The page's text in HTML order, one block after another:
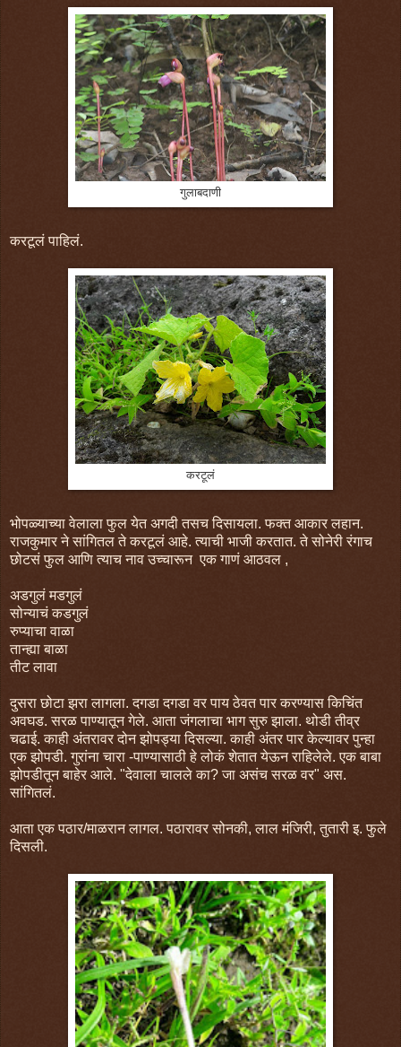
गुलाबदाणी
करटूलं पाहिलं.
करटूलं
भोपळ्याच्या वेलाला फुल येत अगदी तसच दिसायला. फक्त आकार लहान.
राजकुमार ने सांगितल ते करटूलं आहे. त्याची भाजी करतात. ते सोनेरी रंगाच
छोटसं फुल आणि त्याच नाव उच्चारून एक गाणं आठवल ,
अडगुलं मडगुलं
सोन्याचं कडगुलं
रुप्याचा वाळा
तान्ह्या बाळा
तीट लावा
दुसरा छोटा झरा लागला. दगडा दगडा वर पाय ठेवत पार करण्यास किचिंत
अवघड. सरळ पाण्यातून गेले. आता जंगलाचा भाग सुरु झाला. थोडी तीव्र
चढाई. काही अंतरावर दोन झोपड्या दिसल्या. काही अंतर पार केल्यावर पुन्हा
एक झोपडी. गुरांना चारा -पाण्यासाठी हे लोकं शेतात येऊन राहिलेले. एक बाबा
झोपडीतून बाहेर आले. "देवाला चालले का? जा असंच सरळ वर" अस.
सांगितलं.
आता एक पठार/माळरान लागल. पठारावर सोनकी, लाल मंजिरी, तुतारी इ. फुले
दिसली.